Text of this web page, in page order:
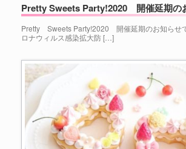
Pretty Sweets Party!2020 開催延期の
Pretty Sweets Party!2020 開催延期のお知らせ
ロナウィルス感染拡大防 […]